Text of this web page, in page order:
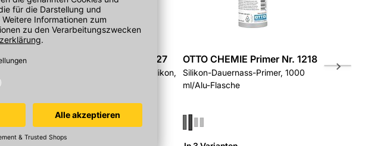
S18 OTTO CHEMIE Ottoseal S27
Lebensmittel-/ Trinkwasser Silikon,
OTTO CHEMIE Primer Nr. 1218
Silikon-Dauernass-Primer, 1000
ml/Alu-Flasche
Hotel- und